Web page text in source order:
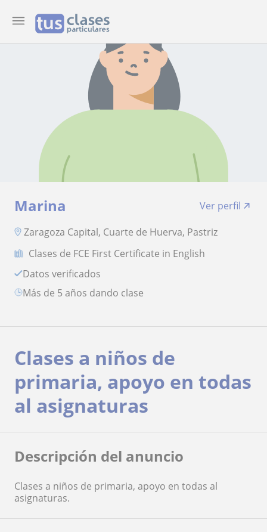
Marina
Ver perfil
Zaragoza Capital, Cuarte de Huerva, Pastriz
Clases de FCE First Certificate in English
Datos verificados
más de 5 años dando clase
Clases a niños de
primaria, apoyo en todas
al asignaturas
Descripción del anuncio
Clases a niños de primaria, apoyo en todas al
asignaturas.